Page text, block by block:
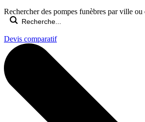
Rechercher des pompes funèbres par ville ou
Devis comparatif